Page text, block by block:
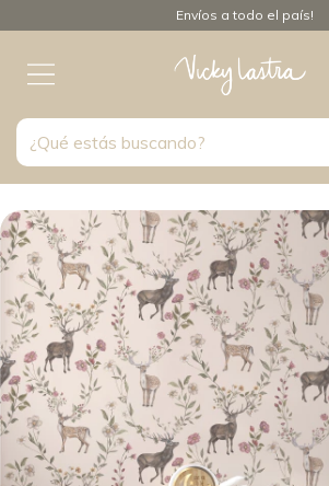
Envíos a todo el país!